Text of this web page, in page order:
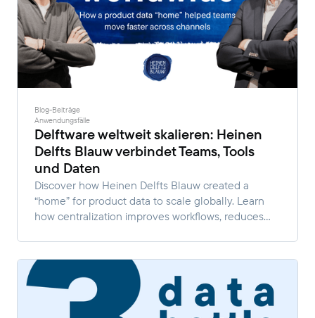
Blog-Beiträge
Anwendungsfälle
Delftware weltweit skalieren: Heinen
Delfts Blauw verbindet Teams, Tools
und Daten
Discover how Heinen Delfts Blauw created a
“home” for product data to scale globally. Learn
how centralization improves workflows, reduces
growth.